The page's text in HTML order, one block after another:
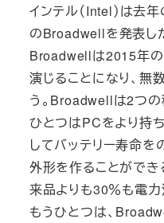
インテル（Intel）は去
のBroadwellを発表し
Broadwellは2015年
演じることになり、無
う。Broadwellは2つの
ひとつはPCをより持
してバッテリー寿命を
外形を作ることができ
来品よりも30％も電力
もうひとつは、